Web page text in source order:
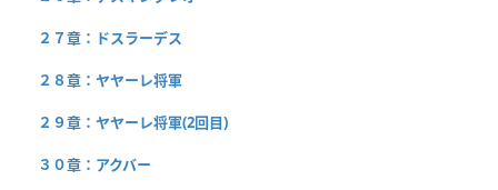
２７章：ドスラーデス
２８章：ヤヤーレ将軍
２９章：ヤヤーレ将軍(2回目)
３０章：アクバー